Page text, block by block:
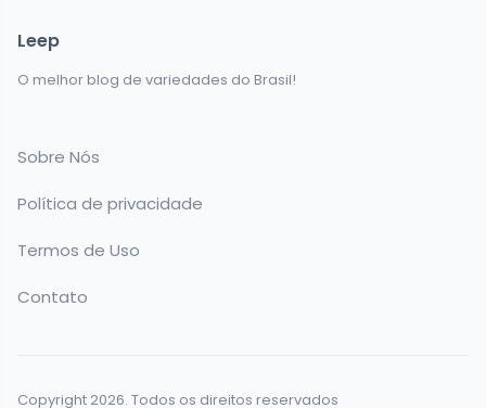
Leep
O melhor blog de variedades do Brasil!
Sobre Nós
Política de privacidade
Termos de Uso
Contato
Copyright 2026. Todos os direitos reservados